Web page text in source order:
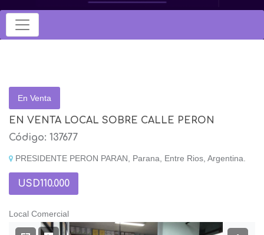
En Venta
EN VENTA LOCAL SOBRE CALLE PERON
Código: 137677
PRESIDENTE PERON PARAN, Parana, Entre Rios, Argentina.
USD110.000
Local Comercial